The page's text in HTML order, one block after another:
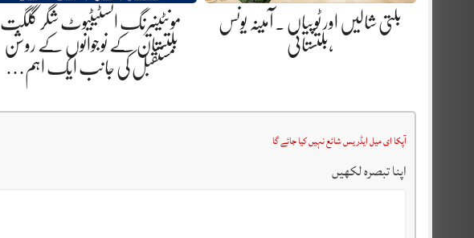
بلتی شالیں اور ٹوپیاں . آمینہ یونس
،بلتستانی
مونٹینیرنگ انسٹیٹیوٹ شگر گلگت
بلتستان کے نوجوانوں کے روشن
مستقبل کی جانب ایک اہم…
آپکا ای میل ایڈریس شائع نہیں کیا جائے گا
اپنا تبصرہ لکھیں